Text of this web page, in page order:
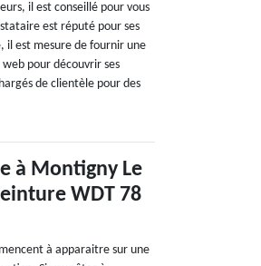
il est conseillé pour vous
est réputé pour ses
il est mesure de fournir une
pour découvrir ses
de clientèle pour des
à Montigny Le
WDT 78
à apparaitre sur une